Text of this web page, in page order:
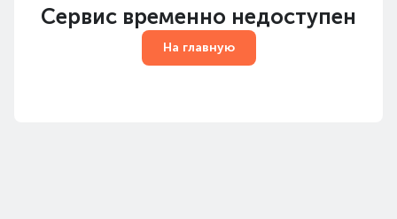
Сервис временно недоступен
На главную